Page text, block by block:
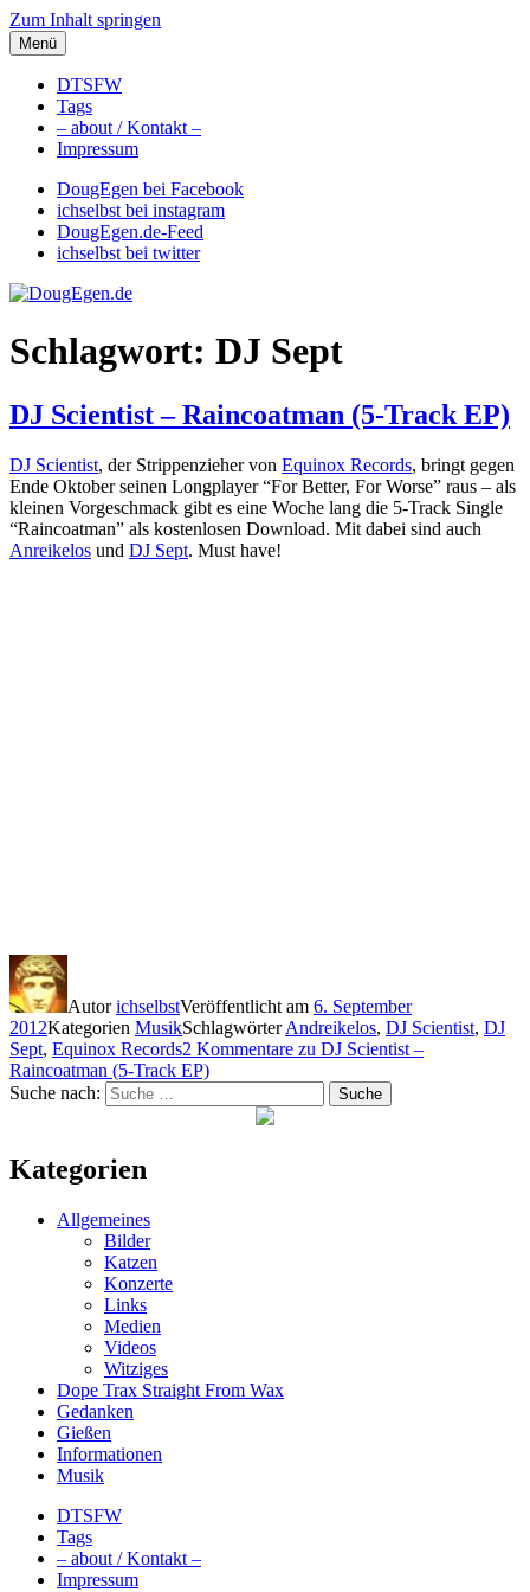
Zum Inhalt springen
DougEgen.de
Musik, Gedanken und Informationen / Ich bin Doug Egen!
Menü
DTSFW
Tags
– about / Kontakt –
Impressum
DougEgen bei Facebook
ichselbst bei instagram
DougEgen.de-Feed
ichselbst bei twitter
Schlagwort: DJ Sept
DJ Scientist – Raincoatman (5-Track EP)
DJ Scientist, der Strippenzieher von Equinox Records, bringt gegen
Ende Oktober seinen Longplayer “For Better, For Worse” raus – als
kleinen Vorgeschmack gibt es eine Woche lang die 5-Track Single
“Raincoatman” als kostenlosen Download. Mit dabei sind auch
Anreikelos und DJ Sept. Must have!
AutorichselbstVeröffentlicht am 6. September
2012Kategorien MusikSchlagwörterAndreikelos, DJ Scientist, DJ
Sept, Equinox Records2 Kommentare zu DJ Scientist –
Raincoatman (5-Track EP)
Suche nach:
Suche
Kategorien
Allgemeines
Bilder
Katzen
Konzerte
Links
Medien
Videos
Witziges
Dope Trax Straight From Wax
Gedanken
Gießen
Informationen
Musik
DTSFW
Tags
– about / Kontakt –
Impressum